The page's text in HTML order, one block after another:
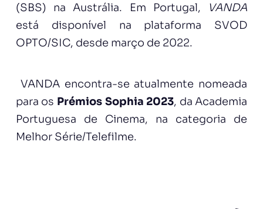
(SBS) na Austrália. Em Portugal,
VANDA
está disponível na plataforma SVOD
OPTO/SIC, desde março de 2022.
VANDA encontra-se atualmente nomeada
para os Prémios Sophia 2023, da Academia
Portuguesa de Cinema, na categoria de
Melhor Série/Telefilme.